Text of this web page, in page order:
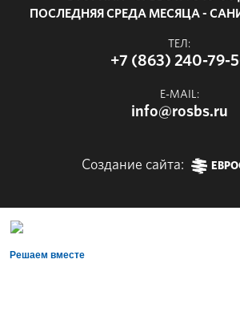
ПОСЛЕДНЯЯ СРЕДА МЕСЯЦА -
ТЕЛ:
+7 (863) 240-79-
E-MAIL:
info@rosbs.ru
Создание сайта:
Решаем вместе